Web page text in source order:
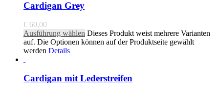
Cardigan Grey
€ 60,00
Ausführung wählen Dieses Produkt weist mehrere Varianten
auf. Die Optionen können auf der Produktseite gewählt
werden Details
Cardigan mit Lederstreifen